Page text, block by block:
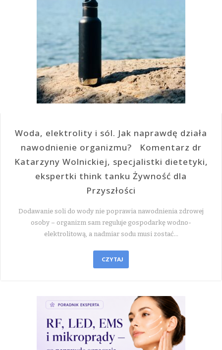
Woda, elektrolity i sól. Jak naprawdę działa
nawodnienie organizmu? Komentarz dr
Katarzyny Wolnickiej, specjalistki dietetyki,
ekspertki think tanku Żywność dla
Przyszłości
Dodawanie soli do wody nie poprawia nawodnienia zdrowej
osoby – organizm sam reguluje gospodarkę wodno-
elektrolitową, a nadmiar sodu musi zostać…
CZYTAJ